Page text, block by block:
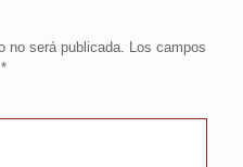
no será publicada. Los campos
*